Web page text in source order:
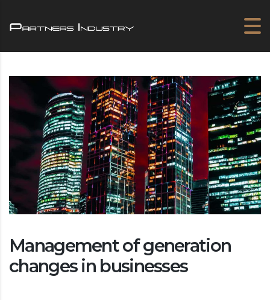
Management of generation
changes in businesses